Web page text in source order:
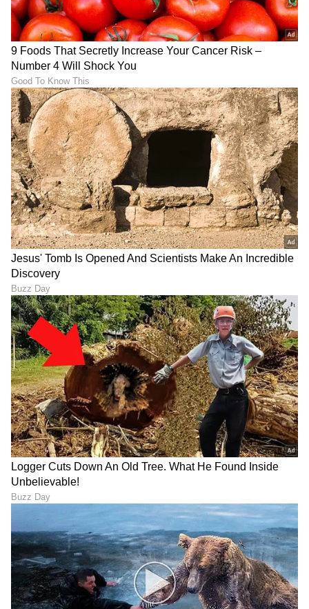
Exclusive: ಉಪೇಂದ್ರ ಅವರಿಗೆ
ಈ ಚಿತ್ರದಲ್ಲಿ ನನ್ನ ಆ್ಯಕ್ಷನ್‌ ಇಷ್ಟ
ಆಗಿದೆ: ಪ್ರಿಯಾಂಕ ಉಪೇಂದ್ರ
‘ಕೂಸೇ’ ಎಂದು ಕರೆಯುತ್ತಿದ್ದರು..
‘ನಮ್ಮೂರ ಮಂದಾರ ಹೂವೆ’
LATEST VIDEOS
"ರಾಜಕೀಯ ಬೇಡ, ಸಿನಿಮಾನೇ ಪ್ರಾಣ":
ಕನಕೋತ್ಸವದಲ್ಲಿ ರಿಷಬ್ ಶೆಟ್ಟಿ | Rishab
Shetty speech | Suvarna News
ಶೇ.50 ರಿಂದ ಶೇ.18 ಕ್ಕೆ TAX ಇಳಿಕೆ: ಮೋದಿ-
ಟ್ರಂಪ್ ಐತಿಹಾಸಿಕ ಒಪ್ಪಂದ | India US
Trade Deal | Party Rounds